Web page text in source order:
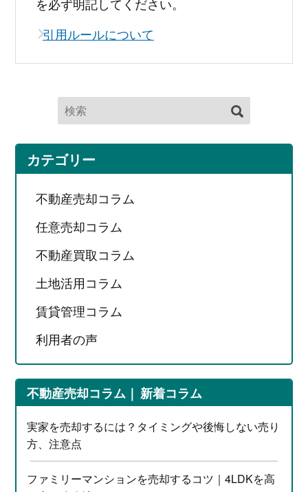
引用ルールについて
カテゴリー
不動産売却コラム
任意売却コラム
不動産買取コラム
土地活用コラム
賃貸管理コラム
利用者の声
不動産売却コラム 新着コラム
実家を売却するには？タイミングや後悔しない売り
方、注意点
ファミリーマンションを売却するコツ｜4LDKを高